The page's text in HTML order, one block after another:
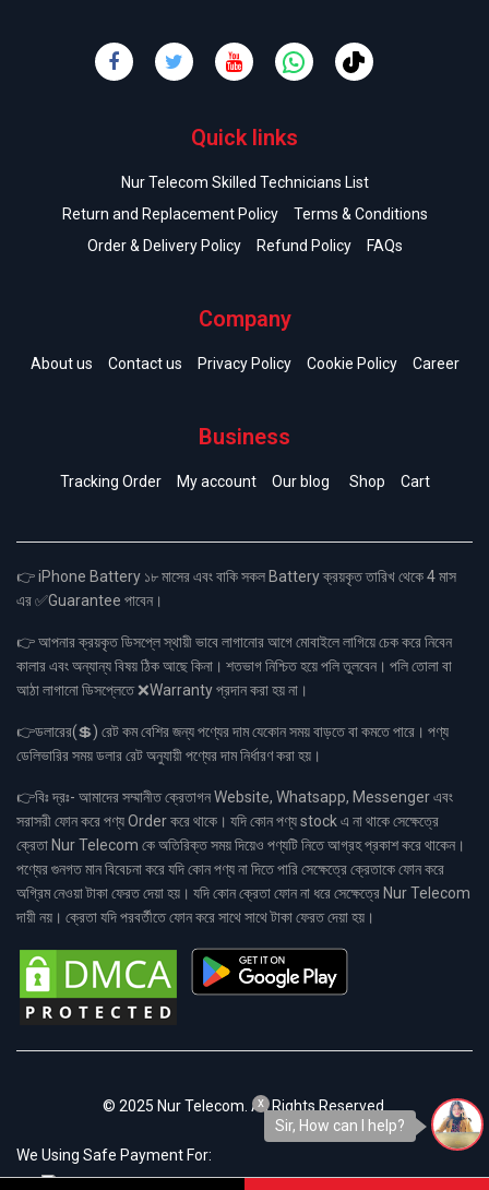
Quick links
Nur Telecom Skilled Technicians List
Return and Replacement Policy
Terms & Conditions
Order & Delivery Policy
Refund Policy FAQs
Company
About us Contact us Privacy Policy Cookie Policy Career
Business
Tracking Order My account Our blog Shop Cart
👉 iPhone Battery ১৮ মাসের এবং বাকি সকল Battery ক্রয়কৃত তারিখ থেকে 4 মাস
এর ✅Guarantee পাবেন।
👉 আপনার ক্রয়কৃত ডিসপ্লে স্থায়ী ভাবে লাগানোর আগে মোবাইলে লাগিয়ে চেক করে নিবেন
কালার এবং অন্যান্য বিষয় ঠিক আছে কিনা। শতভাগ নিশ্চিত হয়ে পলি তুলবেন। পলি তোলা বা
আঠা লাগানো ডিসপ্লেতে ❌Warranty প্রদান করা হয় না।
👉ডলারের(💲) রেট কম বেশির জন্য পণ্যের দাম যেকোন সময় বাড়তে বা কমতে পারে। পণ্য
ডেলিভারির সময় ডলার রেট অনুযায়ী পণ্যের দাম নির্ধারণ করা হয়।
👉বিঃ দ্রঃ- আমাদের সম্মানীত ক্রেতাগন Website, Whatsapp, Messenger এবং
সরাসরী ফোন করে পণ্য Order করে থাকে। যদি কোন পণ্য stock এ না থাকে সেক্ষেত্রে
ক্রেতা Nur Telecom কে অতিরিক্ত সময় দিয়েও পণ্যটি নিতে আগ্রহ প্রকাশ করে থাকেন।
পণ্যের গুনগত মান বিবেচনা করে যদি কোন পণ্য না দিতে পারি সেক্ষেত্রে ক্রেতাকে ফোন করে
অগ্রিম নেওয়া টাকা ফেরত দেয়া হয়। যদি কোন ক্রেতা ফোন না ধরে সেক্ষেত্রে Nur Telecom
দায়ী নয়। ক্রেতা যদি পরবর্তীতে ফোন করে সাথে সাথে টাকা ফেরত দেয়া হয়।
© 2025 Nur Telecom. All Rights Reserved.
We Using Safe Payment For:
Sir, How can I help?
x